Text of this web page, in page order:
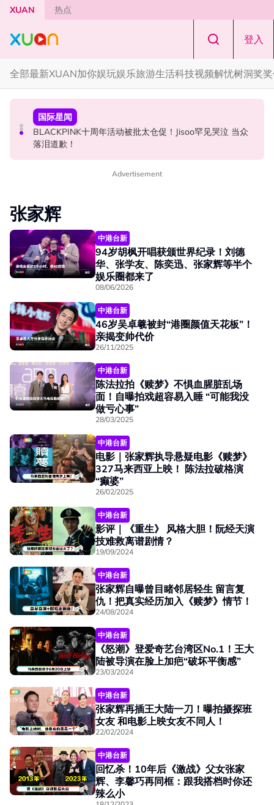
Skip to main content
XUAN 热点
登入
全部最新XUAN加你娱玩娱乐旅游生活科技视频解忧树洞奖
中港台新
陈土豆玩梗《下一站幸福》！同框阿信、吴建豪上演“光晞
不能捐”桥段
演唱会
范玮琪云顶开唱哽咽了！感性告白大马粉丝：我想继续唱
下去
国际星闻
BLACKPINK十周年活动被批太仓促！Jisoo罕见哭泣 当众
落泪道歉！
Advertisement
张家辉
中港台新
94岁胡枫开唱获颁世界纪录！刘德
华、张学友、陈奕迅、张家辉等半个
娱乐圈都来了
08/06/2026
中港台新
46岁吴卓羲被封“港圈颜值天花板”！
亲揭变帅代价
26/11/2025
中港台新
陈法拉拍《赎梦》不惧血腥脏乱场
面！自曝拍戏超容易入睡 “可能我没
做亏心事”
28/03/2025
中港台新
电影｜张家辉执导悬疑电影《赎梦》
327马来西亚上映！ 陈法拉破格演
“癫婆”
26/02/2025
中港台新
影评｜《重生》 风格大胆！阮经天演
技难救离谱剧情？
19/09/2024
中港台新
张家辉自曝曾目睹邻居轻生 留言复
仇！把真实经历加入《赎梦》情节！
24/08/2024
中港台新
《怒潮》登爱奇艺台湾区No.1！王大
陆被导演在脸上加疤“破坏平衡感”
23/03/2024
中港台新
张家辉再插王大陆一刀！曝拍摄探班
女友 和电影上映女友不同人！
22/02/2024
中港台新
回忆杀！10年后《激战》父女张家
辉、李馨巧再同框：跟我搭档时你还
辣么小